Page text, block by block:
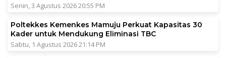
Senin, 3 Agustus 2026 20:55 PM
Poltekkes Kemenkes Mamuju Perkuat Kapasitas 30
Kader untuk Mendukung Eliminasi TBC
Sabtu, 1 Agustus 2026 21:14 PM